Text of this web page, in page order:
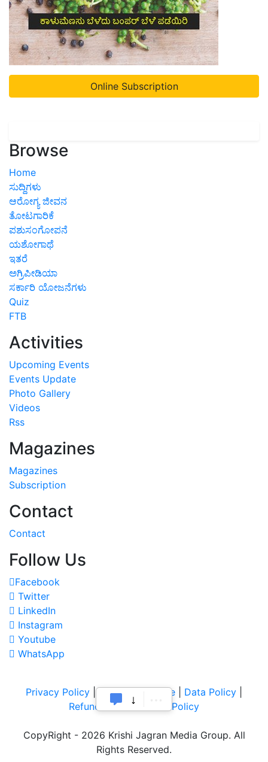
Online Subscription
Browse
Home
ಸುದ್ದಿಗಳು
ಆರೋಗ್ಯ ಜೀವನ
ತೋಟಗಾರಿಕೆ
ಪಶುಸಂಗೋಪನೆ
ಯಶೋಗಾಥೆ
ಇತರೆ
ಅಗ್ರಿಪೀಡಿಯಾ
ಸರ್ಕಾರಿ ಯೋಜನೆಗಳು
Quiz
FTB
Activities
Upcoming Events
Events Update
Photo Gallery
Videos
Rss
Magazines
Magazines
Subscription
Contact
Contact
Follow Us
Facebook
Twitter
LinkedIn
Instagram
Youtube
WhatsApp
Privacy Policy |Terms of Service Data Policy
Refund & Cancellation Policy
CopyRight - 2026 Krishi Jagran Media Group. All
Rights Reserved.